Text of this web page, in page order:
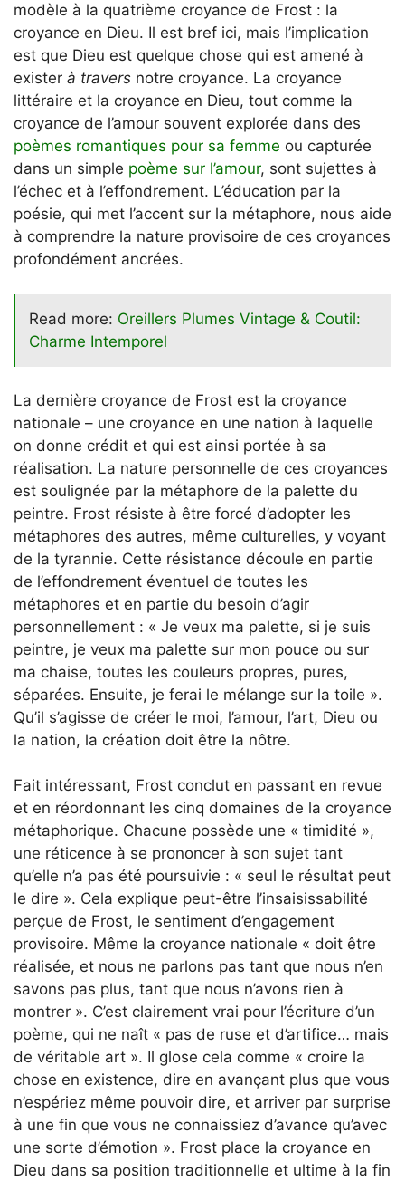
modèle à la quatrième croyance de Frost : la
croyance en Dieu. Il est bref ici, mais l’implication
est que Dieu est quelque chose qui est amené à
exister à travers notre croyance. La croyance
littéraire et la croyance en Dieu, tout comme la
croyance de l’amour souvent explorée dans des
poèmes romantiques pour sa femme ou capturée
dans un simple poème sur l’amour, sont sujettes à
l’échec et à l’effondrement. L’éducation par la
poésie, qui met l’accent sur la métaphore, nous aide
à comprendre la nature provisoire de ces croyances
profondément ancrées.
Read more: Oreillers Plumes Vintage & Coutil:
Charme Intemporel
La dernière croyance de Frost est la croyance
nationale – une croyance en une nation à laquelle
on donne crédit et qui est ainsi portée à sa
réalisation. La nature personnelle de ces croyances
est soulignée par la métaphore de la palette du
peintre. Frost résiste à être forcé d’adopter les
métaphores des autres, même culturelles, y voyant
de la tyrannie. Cette résistance découle en partie
de l’effondrement éventuel de toutes les
métaphores et en partie du besoin d’agir
personnellement : « Je veux ma palette, si je suis
peintre, je veux ma palette sur mon pouce ou sur
ma chaise, toutes les couleurs propres, pures,
séparées. Ensuite, je ferai le mélange sur la toile ».
Qu’il s’agisse de créer le moi, l’amour, l’art, Dieu ou
la nation, la création doit être la nôtre.
Fait intéressant, Frost conclut en passant en revue
et en réordonnant les cinq domaines de la croyance
métaphorique. Chacune possède une « timidité »,
une réticence à se prononcer à son sujet tant
qu’elle n’a pas été poursuivie : « seul le résultat peut
le dire ». Cela explique peut-être l’insaisissabilité
perçue de Frost, le sentiment d’engagement
provisoire. Même la croyance nationale « doit être
réalisée, et nous ne parlons pas tant que nous n’en
savons pas plus, tant que nous n’avons rien à
montrer ». C’est clairement vrai pour l’écriture d’un
poème, qui ne naît « pas de ruse et d’artifice… mais
de véritable art ». Il glose cela comme « croire la
chose en existence, dire en avançant plus que vous
n’espériez même pouvoir dire, et arriver par surprise
à une fin que vous ne connaissiez d’avance qu’avec
une sorte d’émotion ». Frost place la croyance en
Dieu dans sa position traditionnelle et ultime à la fin